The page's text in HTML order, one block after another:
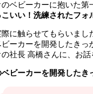
ベビーカーに抱いた第
いい！洗練されたフォ
に触らせてもらいまし
ーカーを開発したき
社長 高橋さんに、お
ビーカーを開発した